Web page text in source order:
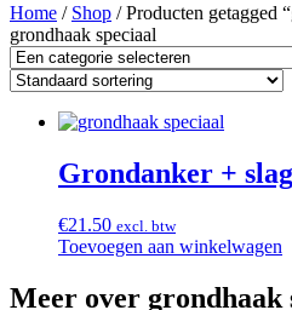
Home / Shop / Producten getagged
grondhaak speciaal
Grondanker +
€21.50 excl. btw
Toevoegen aan winkelwagen
Meer over grondhaak